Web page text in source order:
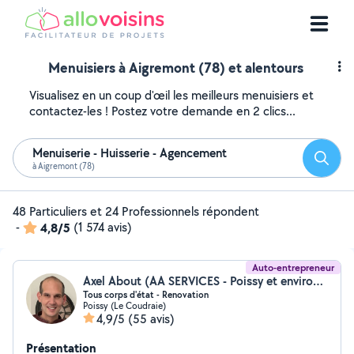
Menuisiers à Aigremont (78) et alentours
Visualisez en un coup d'œil les meilleurs menuisiers et
contactez-les ! Postez votre demande en 2 clics...
Menuiserie - Huisserie - Agencement
à Aigremont (78)
48 Particuliers et 24 Professionnels répondent
-
4,8/5 (1 574 avis)
Auto-entrepreneur
Axel About (AA SERVICES - Poissy et environs)
Tous corps d'état - Renovation
Poissy (Le Coudraie)
4,9/5 (55 avis)
Présentation